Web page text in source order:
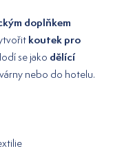
doplňkem
koutek pro
se jako dělící
nebo do hotelu.